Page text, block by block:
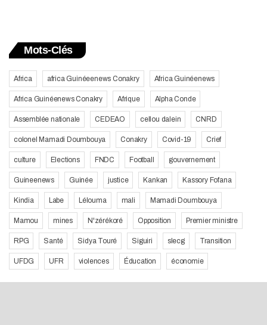
Mots-Clés
Africa africa Guinéeenews Conakry Africa Guinéenews
Africa Guinéenews Conakry Afrique Alpha Conde
Assemblée nationale CEDEAO cellou dalein CNRD
colonel Mamadi Doumbouya Conakry Covid-19 Crief
culture Elections FNDC Football gouvernement
Guineenews Guinée justice Kankan Kassory Fofana
Kindia Labe Lélouma mali Mamadi Doumbouya
Mamou mines N'zérékoré Opposition Premier ministre
RPG Santé Sidya Touré Siguiri slecg Transition
UFDG UFR violences Éducation économie